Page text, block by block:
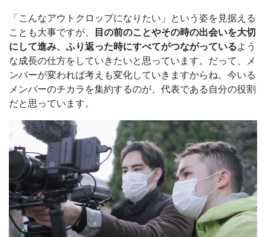
「こんなアウトクロップになりたい」という姿を見据える
ことも大事ですが、
目の前のことやその時の出会いを大切
にして進み、ふり返った時にすべてがつながっているよう
な成長の仕方をしていきたいと思っています。だって、メ
ンバーが変われば考えも変化していきますからね。今いる
メンバーのチカラを集約するのが、代表である自分の役割
だと思っています。